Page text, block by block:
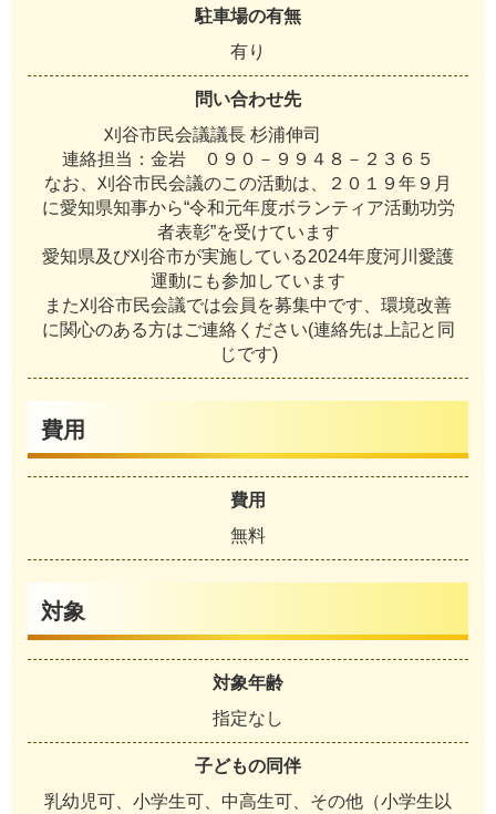
駐車場の有無
有り
問い合わせ先
刈谷市民会議議長 杉浦伸司
連絡担当：金岩 ０９０－９９４８－２３６５
なお、刈谷市民会議のこの活動は、２０１９年９月
に愛知県知事から“令和元年度ボランティア活動功労
者表彰”を受けています
愛知県及び刈谷市が実施している2024年度河川愛護
運動にも参加しています
また刈谷市民会議では会員を募集中です、環境改善
に関心のある方はご連絡ください(連絡先は上記と同
じです)
費用
費用
無料
対象
対象年齢
指定なし
子どもの同伴
乳幼児可、小学生可、中高生可、その他（小学生以